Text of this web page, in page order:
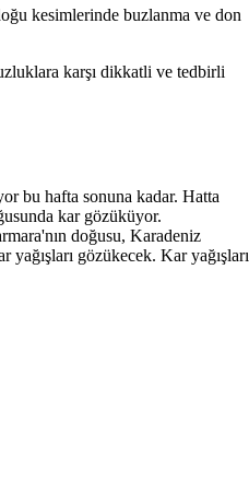
kesimlerinde buzlanma ve don
karşı dikkatli ve tedbirli
bu hafta sonuna kadar. Hatta
kar gözüküyor.
doğusu, Karadeniz
gözükecek. Kar yağışları